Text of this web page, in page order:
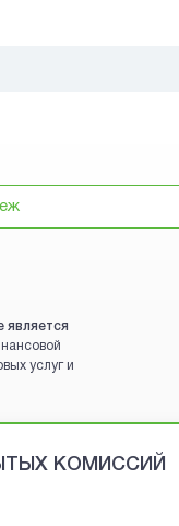
является
услуг и
КОМИССИЙ